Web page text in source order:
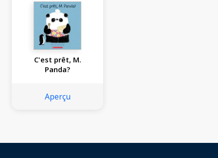
C'est prêt, M.
Panda?
Aperçu